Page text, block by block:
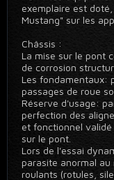
exemplaire est
Mustang" sur les
Châssis :
La mise sur le pont
de corrosion
Les fondamentaux:
passages de roue
Réserve d'usage:
perfection des
et fonctionnel validé
sur le pont.
Lors de l'essai
parasite anormal au
roulants (rotules,